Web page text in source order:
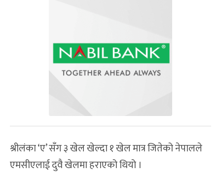
श्रीलंका ‘ए’ सँग ३ खेल खेल्दा १ खेल मात्र जितेको नेपालले
एमसीएलाई दुवै खेलमा हराएको थियो ।